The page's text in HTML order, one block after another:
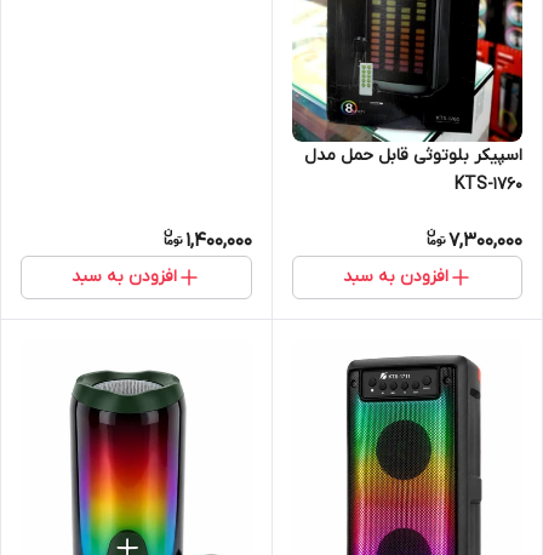
اسپیکر بلوتوثی قابل حمل مدل
KTS-1760
7,300,000
افزودن به سبد
1,400,000
افزودن به سبد